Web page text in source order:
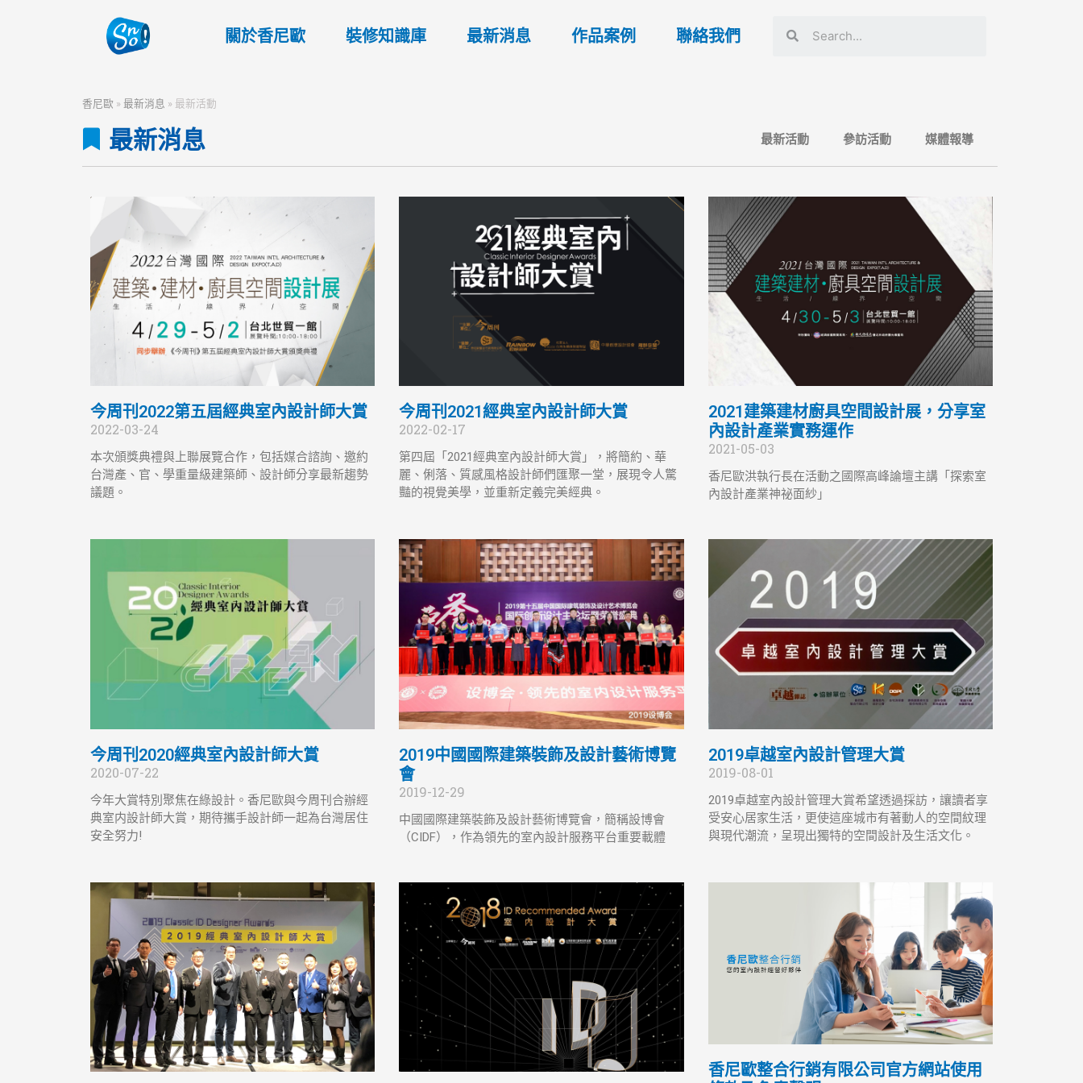
關於香尼歐 裝修知識庫 最新消息 作品案例 聯絡我們
香尼歐 » 最新消息 » 最新活動
最新消息 最新活動 參訪活動 媒體報導
今周刊2022第五屆經典室內設計師大賞
2022-03-24
本次頒獎典禮與上聯展覽合作，包括媒合諮詢、邀約
台灣產、官、學重量級建築師、設計師分享最新趨勢
議題。
今周刊2021經典室內設計師大賞
2022-02-17
第四屆「2021經典室內設計師大賞」，將簡約、華
麗、俐落、質感風格設計師們匯聚一堂，展現令人驚
豔的視覺美學，並重新定義完美經典。
2021建築建材廚具空間設計展，分享室
內設計產業實務運作
2021-05-03
香尼歐洪執行長在活動之國際高峰論壇主講「探索室
內設計產業神祕面紗」
今周刊2020經典室內設計師大賞
2020-07-22
今年大賞特別聚焦在綠設計。香尼歐與今周刊合辦經
典室内設計師大賞，期待攜手設計師一起為台灣居住
安全努力!
2019中國國際建築裝飾及設計藝術博覽
會
2019-12-29
中國國際建築裝飾及設計藝術博覽會，簡稱設博會
（CIDF），作為領先的室內設計服務平台重要載體
2019卓越室內設計管理大賞
2019-08-01
2019卓越室內設計管理大賞希望透過採訪，讓讀者享
受安心居家生活，更使這座城市有著動人的空間紋理
與現代潮流，呈現出獨特的空間設計及生活文化。
香尼歐整合行銷有限公司官方網站使用